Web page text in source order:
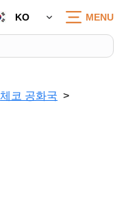
KO MENU
체코 공화국